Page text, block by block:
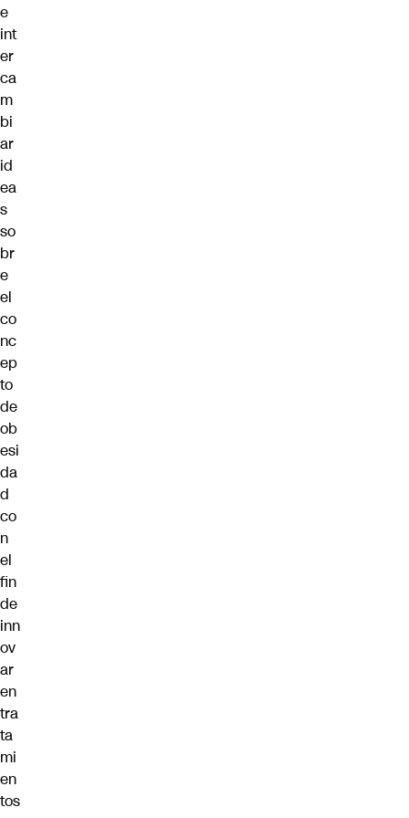
e
int
er
ca
m
bi
ar
id
ea
s
so
br
e
el
co
nc
ep
to
de
ob
esi
da
d
co
n
el
fin
de
inn
ov
ar
en
tra
ta
mi
en
tos